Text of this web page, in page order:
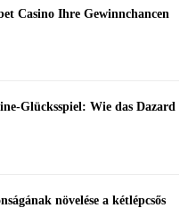
Casino Ihre Gewinnchancen
Glücksspiel: Wie das Dazard
növelése a kétlépcsős